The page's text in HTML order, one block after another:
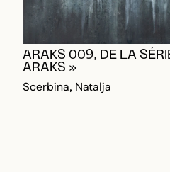
ARAKS 009, DE LA
ARAKS »
Scerbina, Natalja